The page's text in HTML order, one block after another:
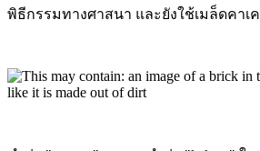
พิธีกรรมทางศาสนา และยังใช้เมล็ดคาเ